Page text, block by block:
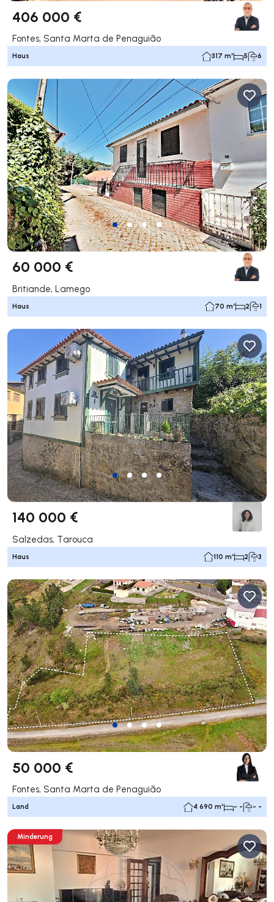
406 000 €
Fontes, Santa Marta de Penaguião
Haus 317 m² 5 6
60 000 €
Britiande, Lamego
Haus 70 m² 2 1
140 000 €
Salzedas, Tarouca
Haus 110 m² 2 3
50 000 €
Fontes, Santa Marta de Penaguião
Land 4 690 m² - - - -
Minderung